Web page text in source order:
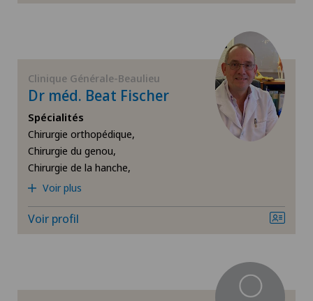
Chirurgie de la thyroïde (chirurgie endocrinienne)
Chirurgie de l’épaule
Chirurgie du côlon
Chirurgie du genou
Chirurgie du pancréas
Clinique Générale-Beaulieu
Dr méd. Beat Fischer
Spécialités
Chirurgie orthopédique,
Chirurgie du genou,
Chirurgie de la hanche,
Voir plus
Voir profil